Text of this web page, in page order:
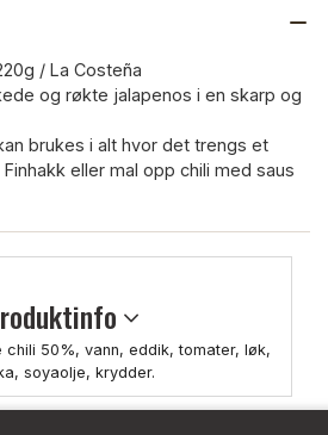
/ La Costeña
og røkte jalapenos i en skarp og
brukes i alt hvor det trengs et
eller mal opp chili med saus
chili 50%, vann, eddik, tomater, løk,
soyaolje, krydder.